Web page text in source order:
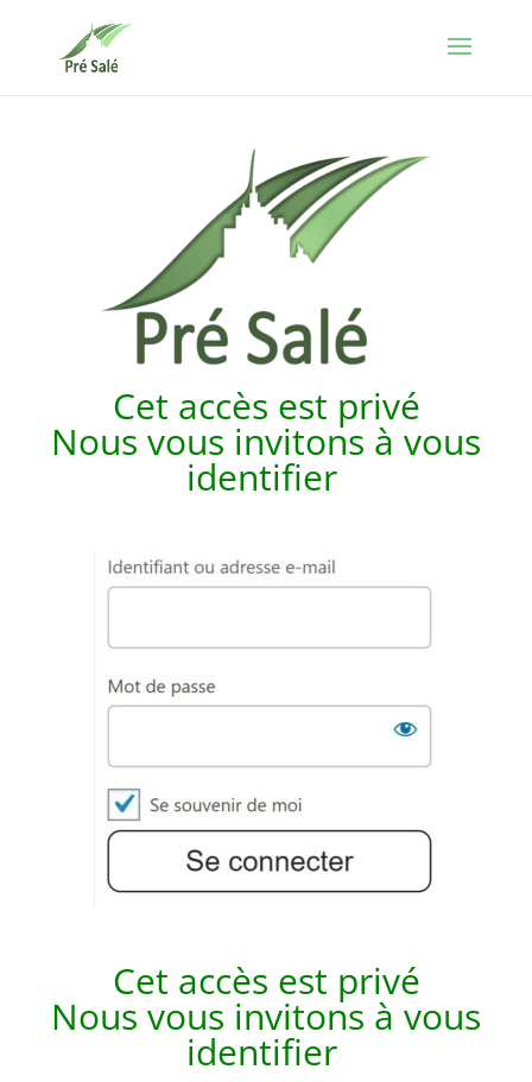
Cet accès est privé
Nous vous invitons à vous
identifier
Cet accès est privé
Nous vous invitons à vous
identifier